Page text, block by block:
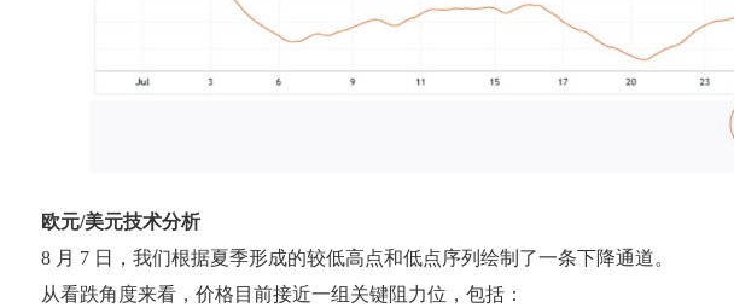
欧元/美元技术分析
8 月 7 日，我们根据夏季形成的较低高点和低点序列绘制了一条下降通道。
从看跌角度来看，价格目前接近一组关键阻力位，包括：